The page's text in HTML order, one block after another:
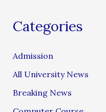
Categories
Admission
All University News
Breaking News